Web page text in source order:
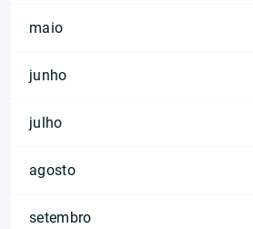
maio
junho
julho
agosto
setembro